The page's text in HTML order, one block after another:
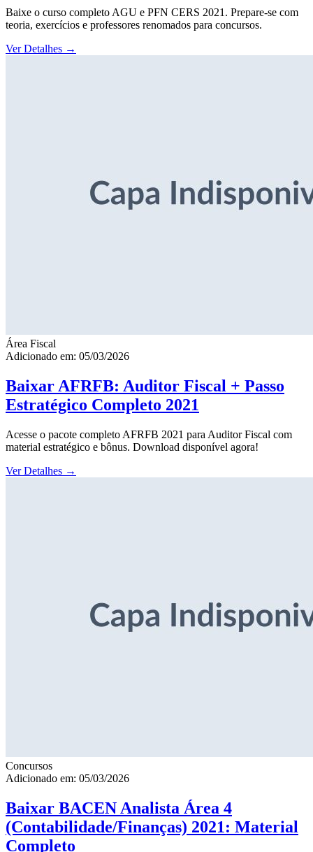
Baixe o curso completo AGU e PFN CERS 2021. Prepare-se com
teoria, exercícios e professores renomados para concursos.
Ver Detalhes →
Área Fiscal
Adicionado em: 05/03/2026
Baixar AFRFB: Auditor Fiscal + Passo
Estratégico Completo 2021
Acesse o pacote completo AFRFB 2021 para Auditor Fiscal com
material estratégico e bônus. Download disponível agora!
Ver Detalhes →
Concursos
Adicionado em: 05/03/2026
Baixar BACEN Analista Área 4
(Contabilidade/Finanças) 2021: Material
Completo